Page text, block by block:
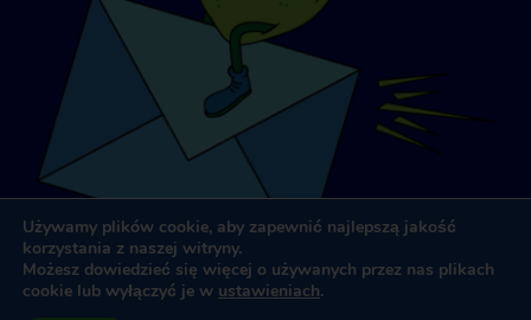
Używamy plików cookie, aby zapewnić najlepszą jakość
korzystania z naszej witryny.
Możesz dowiedzieć się więcej o używanych przez nas plikach
cookie lub wyłączyć je w ustawieniach.